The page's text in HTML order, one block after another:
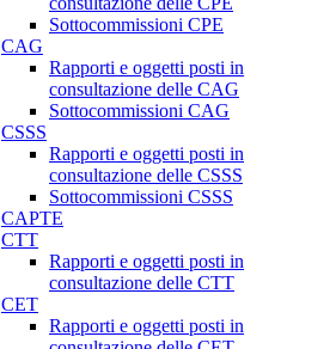
Sottocommissioni CPE
CAG
Rapporti e oggetti posti in
consultazione delle CAG
Sottocommissioni CAG
CSSS
Rapporti e oggetti posti in
consultazione delle CSSS
Sottocommissioni CSSS
CAPTE
CTT
Rapporti e oggetti posti in
consultazione delle CTT
CET
Rapporti e oggetti posti in